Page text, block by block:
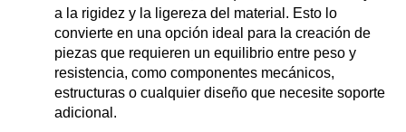
a la rigidez y la ligereza del material. Esto lo
convierte en una opción ideal para la creación de
piezas que requieren un equilibrio entre peso y
resistencia, como componentes mecánicos,
estructuras o cualquier diseño que necesite soporte
adicional.